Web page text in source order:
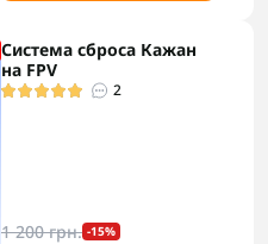
Система сброса Кажан
на FPV
2
1 200 грн. -15%